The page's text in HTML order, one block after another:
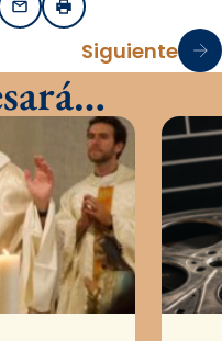
EmailImprimir
Siguiente